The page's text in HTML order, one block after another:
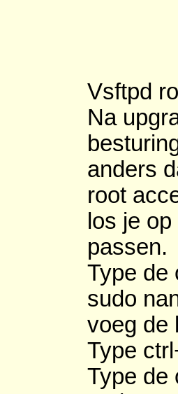
Vsftpd
Na
anders
root
los je
passen.
Type de
sudo
voeg de
Type
Type de